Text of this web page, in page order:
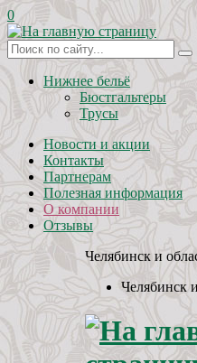
0
Нижнее бельё
Бюстгальтеры
Трусы
Новости и акции
Контакты
Партнерам
Полезная информация
О компании
Отзывы
Челябинск и
Челябинск